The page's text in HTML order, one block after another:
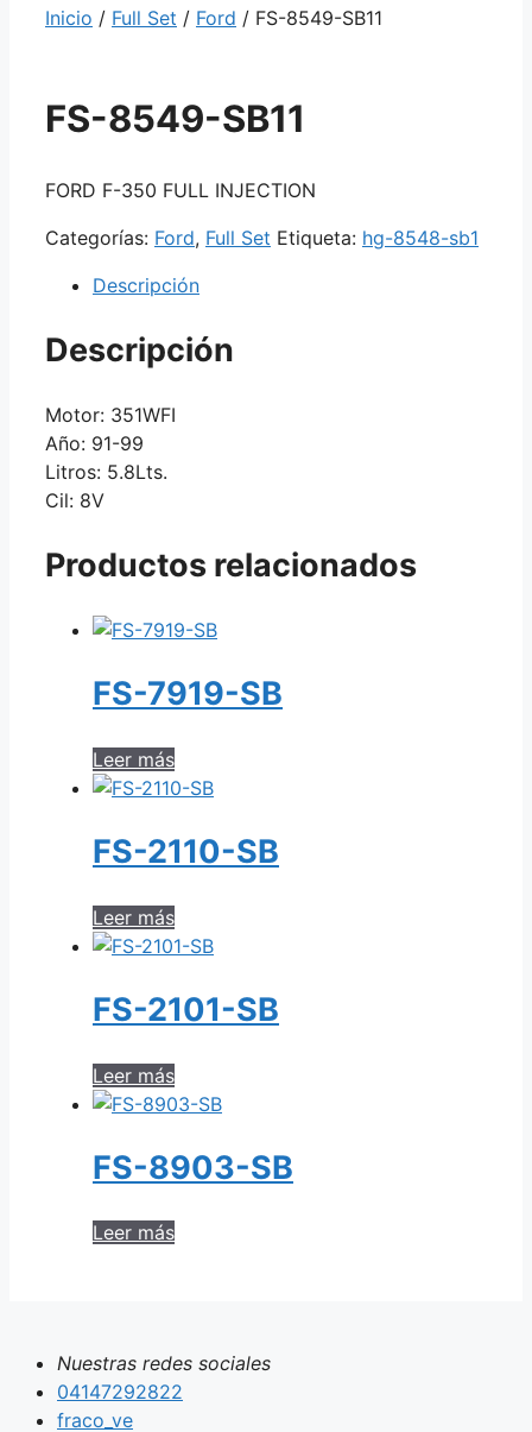
Inicio / Full Set / Ford / FS-8549-SB11
FS-8549-SB11
FORD F-350 FULL INJECTION
Categorías: Ford, Full Set Etiqueta: hg-8548-sb1
Descripción
Descripción
Motor: 351WFI
Año: 91-99
Litros: 5.8Lts.
Cil: 8V
Productos relacionados
FS-7919-SB
Leer más
FS-2110-SB
Leer más
FS-2101-SB
Leer más
FS-8903-SB
Leer más
Nuestras redes sociales
04147292822
fraco_ve